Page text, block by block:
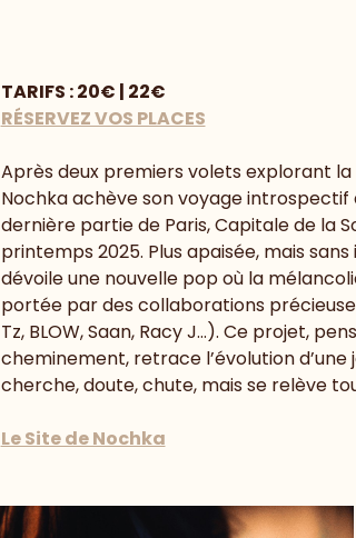
TARIFS : 20€ | 22€
RÉSERVEZ VOS PLACES
Après deux premiers volets explorant
Nochka achève son voyage
dernière partie de Paris, Capitale de la
printemps 2025. Plus apaisée, mais
dévoile une nouvelle pop où la
portée par des collaborations
Tz, BLOW, Saan, Racy J...). Ce projet,
cheminement, retrace l’évolution d’une
cherche, doute, chute, mais se relève
Le Site de Nochka